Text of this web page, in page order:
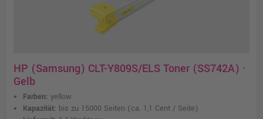
HP (Samsung) CLT-Y809S/ELS Toner (SS742A) ·
Gelb
Farben: yellow
Kapazität: bis zu 15000 Seiten (ca. 1,1 Cent / Seite)